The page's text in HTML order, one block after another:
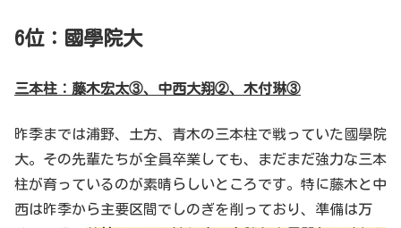
6位：國學院大
三本柱：藤木宏太③、中西大翔②、木付琳③
昨季までは浦野、土方、青木の三本柱で戦っていた國學院
大。その先輩たちが全員卒業しても、まだまだ強力な三本
柱が育っているのが素晴らしいところです。特に藤木と中
西は昨季から主要区間でしのぎを削っており、準備は万